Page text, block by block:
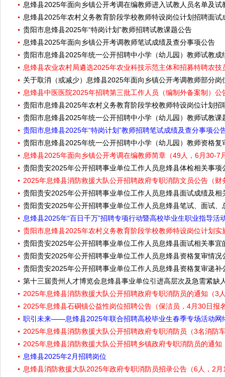
息烽县2025年面向乡镇公开考调在编教师进入试教人员名单及试
息烽县2025年农村义务教育阶段学校教师特设岗位计划招聘面
贵阳市息烽县2025年“特岗计划”教师招聘试教课题公告
息烽县2025年面向乡镇公开考调教师笔试成绩及查分事项公告
贵阳市息烽县2025年统一公开招聘中小学（幼儿园）教师试教
息烽县农业农村局遴选2025年农业科技示范主体和招募特聘农
关于取消（或减少）息烽县2025年面向乡镇公开考调教师部分岗
息烽县中医医院2025年招聘第三批工作人员（编制外备案制）
贵阳市息烽县2025年农村义务教育阶段学校教师特设岗位计划
贵阳市息烽县2025年统一公开招聘中小学（幼儿园）教师试教课
贵阳市息烽县2025年“特岗计划”教师招聘笔试成绩及查分事项公
贵阳市息烽县2025年统一公开招聘中小学（幼儿园）教师资格
息烽县2025年面向乡镇公开考调在编教师简章（49人，6月30-7
贵阳贵安2025年公开招聘事业单位工作人员息烽县体检相关事项
2025年息烽县消防救援大队公开招聘政府专职消防文员公告（
贵阳贵安2025年公开招聘事业单位工作人员息烽县面试成绩及相
贵阳贵安2025年公开招聘事业单位工作人员息烽县笔试、面试
息烽县2025年“百日千万”招聘专项行动暨高校毕业生职业指导活
贵阳市息烽县2025年农村义务教育阶段学校教师特设岗位计划实
贵阳贵安2025年公开招聘事业单位工作人员息烽县面试相关事宜
贵阳贵安2025年公开招聘事业单位工作人员息烽县资格复审情况
贵阳贵安2025年公开招聘事业单位工作人员息烽县资格复审递补
第十三届贵州人才博览会息烽县事业单位引进高层次及急需紧缺
2025年息烽县消防救援大队公开招聘政府专职消防员的通知（3
2025年息烽县石硐镇公益性岗位招聘公告（保洁员，4月30日报
职引未来——息烽县2025年联合招聘高校毕业生春季专场活动网
2025年息烽县消防救援大队公开招聘政府专职消防员（3名消防
2025年息烽县消防救援大队公开招聘乡镇政府专职消防员的通
息烽县2025年2月招聘岗位
息烽县消防救援大队2025年政府专职消防员招录公告（6人，2